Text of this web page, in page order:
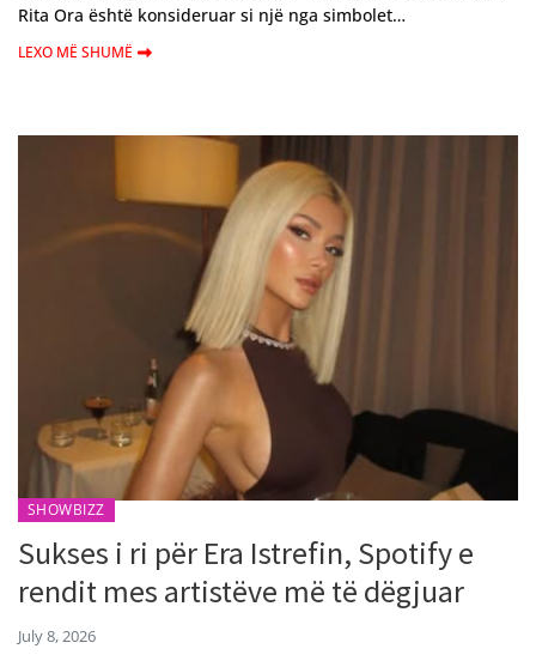
Rita Ora është konsideruar si një nga simbolet…
LEXO MË SHUMË
SHOWBIZZ
Sukses i ri për Era Istrefin, Spotify e
rendit mes artistëve më të dëgjuar
July 8, 2026